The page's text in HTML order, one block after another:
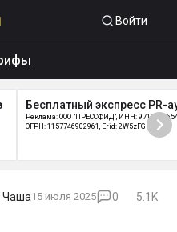
Войти
Бесплатный экспресс PR-
Реклама: ООО "ПРЕССФИД", ИНН:
ОГРН: 1157746902961, Erid: 2W5zFGDycPz
Чаша15 июля 2025 0
5.1K